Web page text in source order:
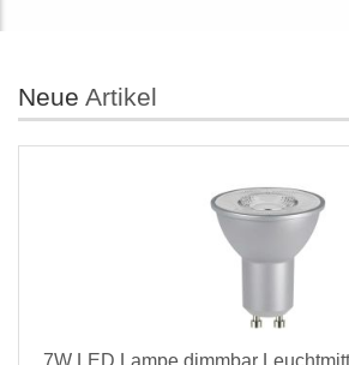
Neue Artikel